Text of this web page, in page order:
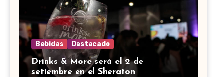
Bebidas Destacado
Drinks & More será el 2 de
setiembre en el Sheraton